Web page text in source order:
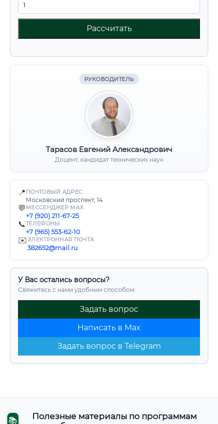
Рассчитать
РУКОВОДИТЕЛЬ
Тарасов Евгений Александрович
Доцент, кандидат технических наук
📍 ПОЧТОВЫЙ АДРЕС
Московский проспект, 14
💬 МЕССЕНДЖЕР MAX
+7 (920) 211-67-25
📞ТЕЛЕФОНЫ
+7 (965) 553-62-10
✉️ЭЛЕКТРОННАЯ ПОЧТА
382652@mail.ru
У Вас остались вопросы?
Свяжитесь с нами удобным способом:
Задать вопрос
Написать в Max
Задать вопрос в Telegram
📚
Полезные материалы по программам